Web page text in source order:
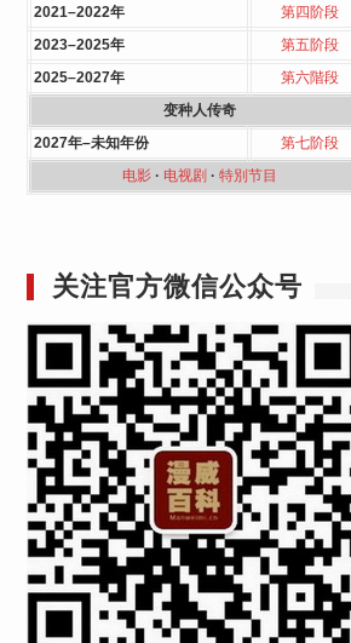
2021–2022年
第四阶段
2023–2025年
第五阶段
2025–2027年
第六階段
变种人传奇
2027年–未知年份
第七阶段
电影· 电视剧 · 特別节目
关注官方微信公众号